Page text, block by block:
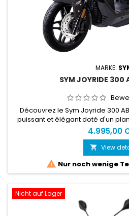
MARKE:
SYM JOYRIDE 300
Découvrez le Sym Joyride 300
puissant et élégant doté d'un
deux roue de cette
4.995,00
 View
 Nur noch wenige
Nicht auf Lager